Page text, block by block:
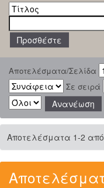
Αποτελέσματα/Σελίδα
Σε σειρά
Αποτελέσματα 1-2